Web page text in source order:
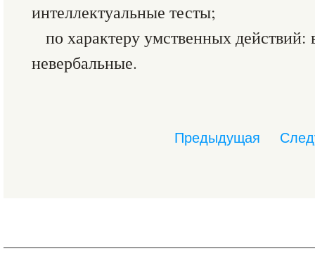
интеллектуальные тесты;
по характеру умственных действий:
невербальные.
Предыдущая